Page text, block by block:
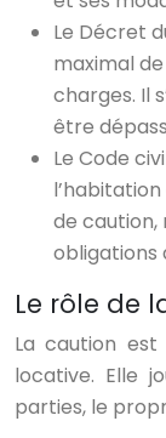
Le Décret
maximal
charges. Il
être
Le Code
de
obligations
Le rôle de
La caution
locative. Elle
parties, le